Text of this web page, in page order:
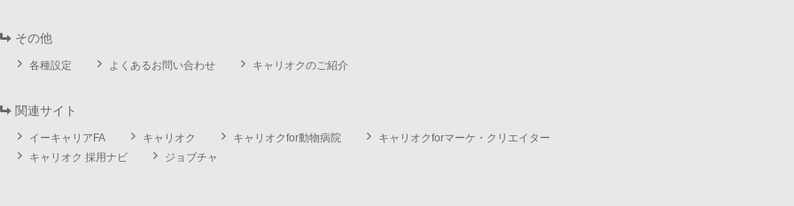
その他
各種設定 よくあるお問い合わせ キャリオクのご紹介
関連サイト
イーキャリアFA キャリオク キャリオクfor動物病院
キャリオクforマーケ・クリエイター
キャリオク 採用ナビ
ジョブチャ